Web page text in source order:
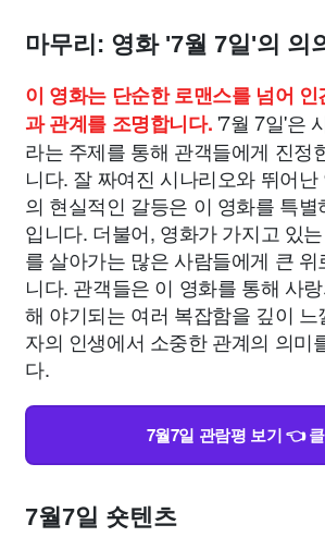
마무리: 영화 '7월 7일'의 의
이 영화는 단순한 로맨스를 넘어
과 관계를 조명합니다.'7월 7일'은
라는 주제를 통해 관객들에게 진정
니다. 잘 짜여진 시나리오와 뛰어
의 현실적인 갈등은 이 영화를 특
입니다. 더불어, 영화가 가지고 있
를 살아가는 많은 사람들에게 큰
니다. 관객들은 이 영화를 통해 사
해 야기되는 여러 복잡함을 깊이
자의 인생에서 소중한 관계의 의미
다.
7월7일 관람평 보기 👈
7월7일 숏텐츠